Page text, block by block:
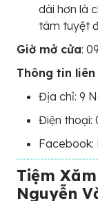
dài hơn là
tâm tuyệt
Giờ mở cửa:
Thông tin liên
Địa chỉ: 9
Điện thoại:
Tiệm
Nguyễn